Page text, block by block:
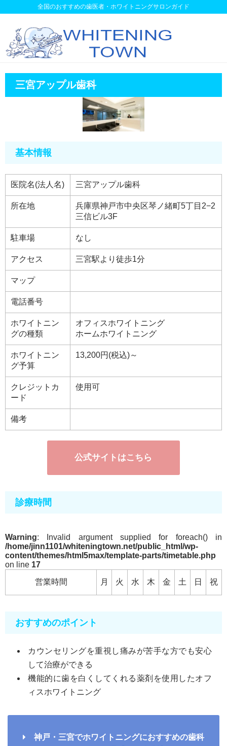
全国のおすすめの歯医者・ホワイトニングサロンガイド
三宮アップル歯科
基本情報
医院名(法人名) 三宮アップル歯科
所在地
兵庫県神戸市中央区琴ノ緒町5丁目2−2
三信ビル3F
駐車場 なし
アクセス 三宮駅より徒歩1分
マップ
電話番号
ホワイトニン
グの種類
オフィスホワイトニング
ホームホワイトニング
ホワイトニン
グ予算
13,200円(税込)～
クレジットカ
ード
使用可
備考
公式サイトはこちら
診療時間
Warning: Invalid argument supplied for foreach() in
/home/jinn1101/whiteningtown.net/public_html/wp-
content/themes/html5max/template-parts/timetable.php
on line 17
営業時間
月 火 水 木 金 土 日 祝
おすすめのポイント
カウンセリングを重視し痛みが苦手な方でも安心
して治療ができる
機能的に歯を白くしてくれる薬剤を使用したオフ
ィスホワイトニング
神戸・三宮でホワイトニングにおすすめの歯科